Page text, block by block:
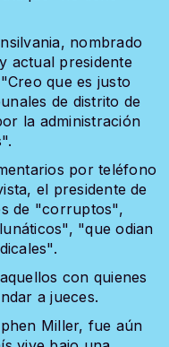
nombrado
actual presidente
que es justo
de distrito de
la administración
por teléfono
el presidente de
de "corruptos",
"que odian
con quienes
a jueces.
Miller, fue aún